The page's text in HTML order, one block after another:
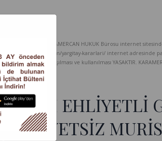
altındadır. KARAMERCAN HUKUK Bürosu internet
yargitay-kararlari/ internet adresinde
paylaşılması ve kullanılması YASAKTIR.
TAM EHLİYETLİ
EHLİYETSİZ